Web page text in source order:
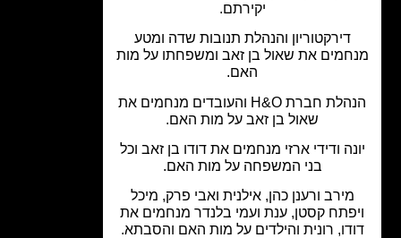
דירקטוריון והנהלת תנובות שדה ומטע
את שאול בן זאב ומשפחתו על מות
הנהלת חברת H&O והעובדים מנחמים את
שאול בן זאב על מות האם.
ודידי ארזי מנחמים את דודו בן זאב וכל
בני המשפחה על מות האם.
מירב ורענן כהן, אילנית ואבי פרק, מיכל
קסטן, ענת ועמי בלנדר מנחמים את
רונית והילדים על מות האם והסבתא.